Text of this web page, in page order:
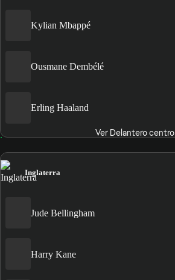
Kylian Mbappé
Ousmane Dembélé
Erling Haaland
Ver Delantero centro
Inglaterra
Jude Bellingham
Harry Kane